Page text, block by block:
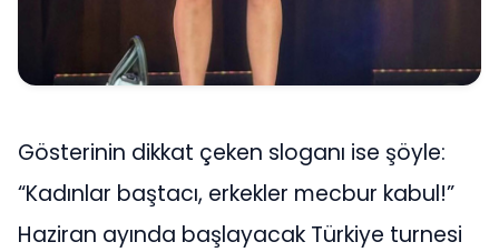
Gösterinin dikkat çeken sloganı ise şöyle:
“Kadınlar baştacı, erkekler mecbur kabul!”
Haziran ayında başlayacak Türkiye turnesi